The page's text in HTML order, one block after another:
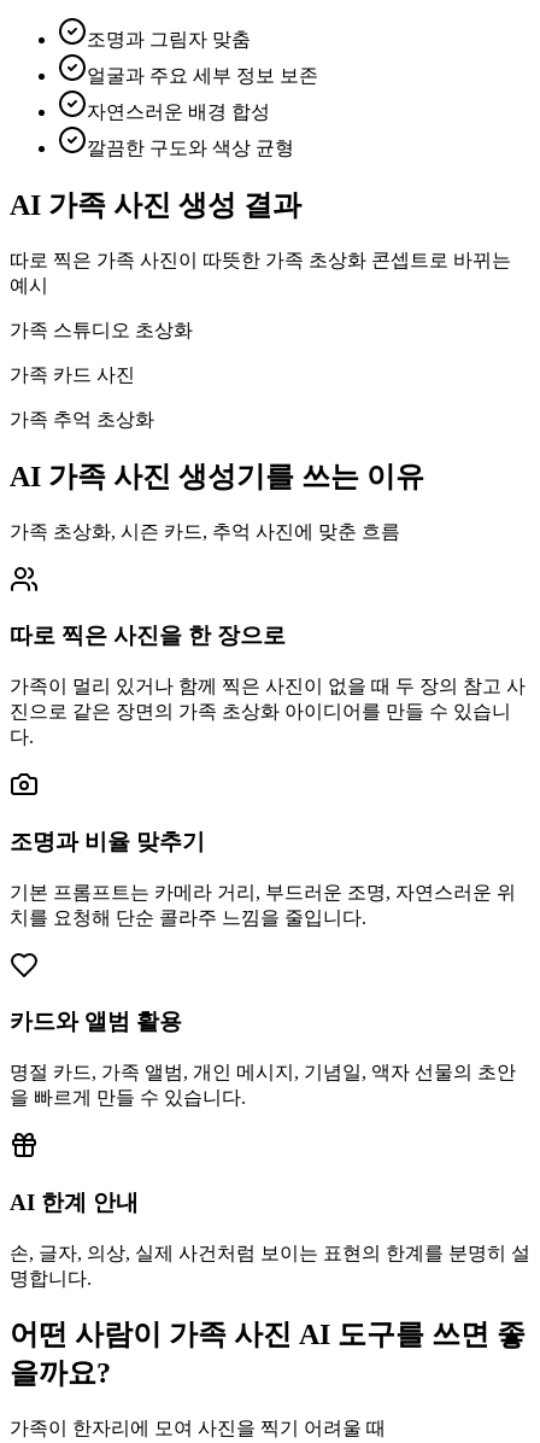
조명과 그림자 맞춤
얼굴과 주요 세부 정보 보존
자연스러운 배경 합성
깔끔한 구도와 색상 균형
AI 가족 사진 생성 결과
따로 찍은 가족 사진이 따뜻한 가족 초상화 콘셉트로 바뀌는
예시
가족 스튜디오 초상화
가족 카드 사진
가족 추억 초상화
AI 가족 사진 생성기를 쓰는 이유
가족 초상화, 시즌 카드, 추억 사진에 맞춘 흐름
따로 찍은 사진을 한 장으로
가족이 멀리 있거나 함께 찍은 사진이 없을 때 두 장의 참고 사
진으로 같은 장면의 가족 초상화 아이디어를 만들 수 있습니
다.
조명과 비율 맞추기
기본 프롬프트는 카메라 거리, 부드러운 조명, 자연스러운 위
치를 요청해 단순 콜라주 느낌을 줄입니다.
카드와 앨범 활용
명절 카드, 가족 앨범, 개인 메시지, 기념일, 액자 선물의 초안
을 빠르게 만들 수 있습니다.
AI 한계 안내
손, 글자, 의상, 실제 사건처럼 보이는 표현의 한계를 분명히 설
명합니다.
어떤 사람이 가족 사진 AI 도구를 쓰면 좋
을까요?
가족이 한자리에 모여 사진을 찍기 어려울 때